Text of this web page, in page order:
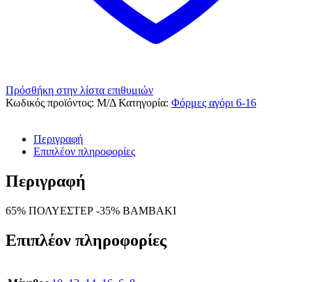
Πρόσθήκη στην λίστα επιθυμιών
Κωδικός προϊόντος: Μ/Δ Κατηγορία: Φόρμες αγόρι 6-16
Περιγραφή
Επιπλέον πληροφορίες
Περιγραφή
65% ΠΟΛΥΕΣΤΕΡ -35% ΒΑΜΒΑΚΙ
Επιπλέον πληροφορίες